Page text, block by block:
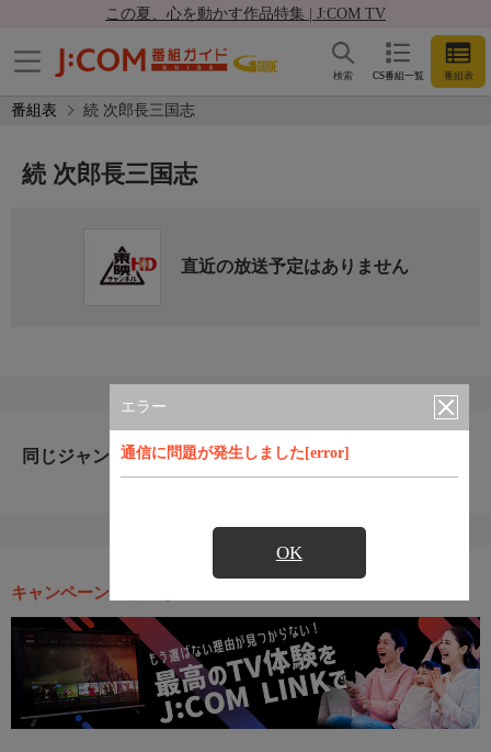
この夏、心を動かす作品特集 | J:COM TV
CS番組一覧 番組表
検索
番組表 続 次郎長三国志
エラー
通信に問題が発生しました[error]
OK
続 次郎長三国志
直近の放送予定はありません
同じジャンルのおすすめ番組
キャンペーン・お得な情報